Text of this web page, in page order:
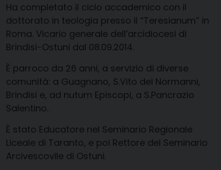
Ha completato il ciclo accademico con il
dottorato in teologia presso il “Teresianum” in
Roma. Vicario generale dell’arcidiocesi di
Brindisi-Ostuni dal 08.09.2014.
È parroco da 26 anni, a servizio di diverse
comunità: a Guagnano, S.Vito dei Normanni,
Brindisi e, ad nutum Episcopi, a S.Pancrazio
Salentino.
È stato Educatore nel Seminario Regionale
Liceale di Taranto, e poi Rettore del Seminario
Arcivescovile di Ostuni.